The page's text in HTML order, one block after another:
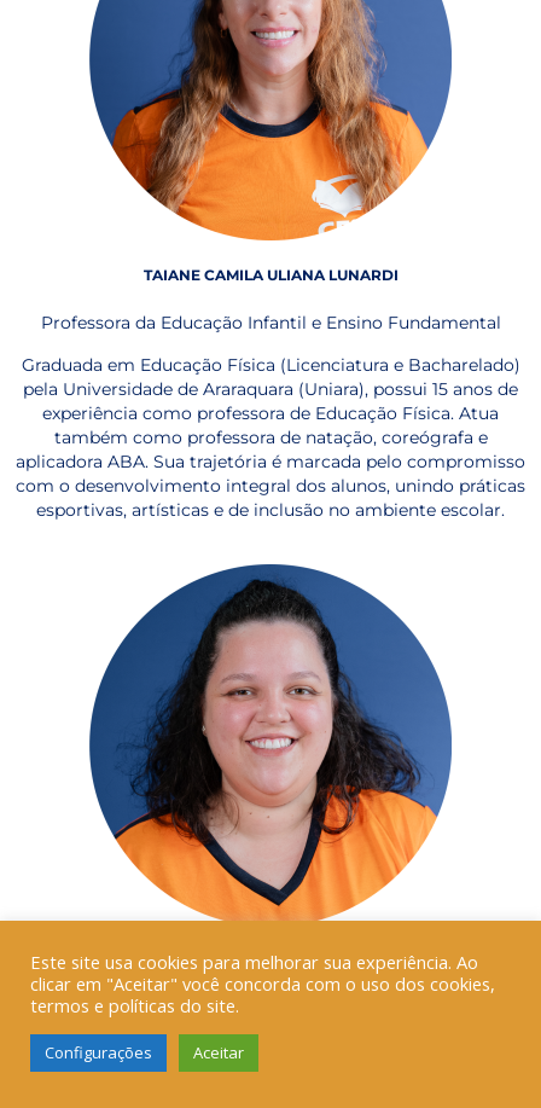
TAIANE CAMILA ULIANA LUNARDI
Professora da Educação Infantil e Ensino Fundamental
Graduada em Educação Física (Licenciatura e Bacharelado)
pela Universidade de Araraquara (Uniara), possui 15 anos de
experiência como professora de Educação Física. Atua
também como professora de natação, coreógrafa e
aplicadora ABA. Sua trajetória é marcada pelo compromisso
com o desenvolvimento integral dos alunos, unindo práticas
esportivas, artísticas e de inclusão no ambiente escolar.
AISLA CRISTINE DAMASIO DEFENDI
Professora do Ensino Fundamental
Licenciada em Pedagogia pela UNIP, com pós-graduação em
Educação Infantil e Anos Iniciais pela FAVENI. Possui cursos
Este site usa cookies para melhorar sua experiência. Ao
clicar em "Aceitar" você concorda com o uso dos cookies,
termos e políticas do site.
Configurações Aceitar